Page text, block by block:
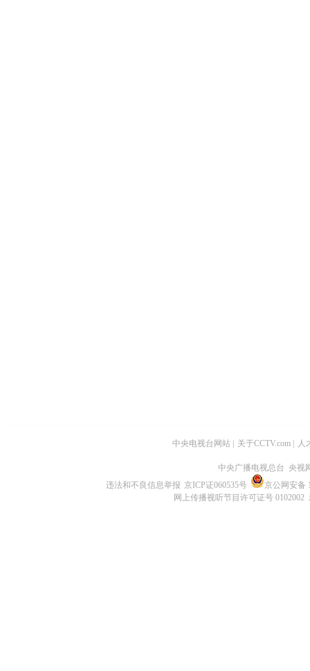
中央电视台网站 关于CCTV.com 人
中央广播电视总台 央视
违法和不良信息举报 京ICP证060535号
京公网安备
网上传播视听节目许可证号 0102002